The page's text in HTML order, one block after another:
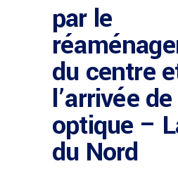
par le
du centre
l’arrivée
optique –
du Nord